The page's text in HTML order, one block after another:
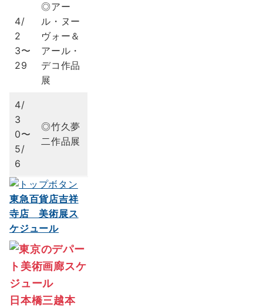
4/
2
3〜
29
◎アー
ル・ヌー
ヴォー＆
アール・
デコ作品
展
4/
3
0〜
5/
6
◎竹久夢
二作品展
東急百貨店吉祥
寺店 美術展ス
ケジュール
日本橋三越本